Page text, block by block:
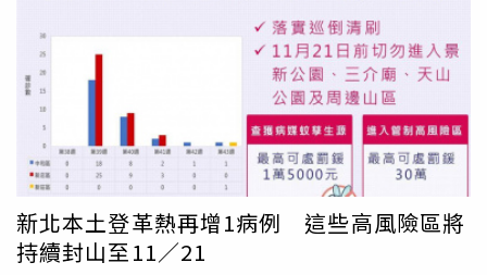
覺，於診間主動詢問病患活動史，如遇有疑似感染個案應善
用NS1快篩試劑輔助診斷即時通報，以便衛生單位及時介入
降低社區傳播風險。
新北本土登革熱再增1病例 這些高風險區將
持續封山至11／21